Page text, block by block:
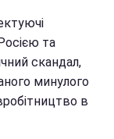
та
скандал,
минулого
в